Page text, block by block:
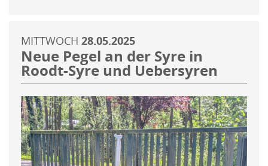
MITTWOCH 28.05.2025
Neue Pegel an der Syre in
Roodt-Syre und Uebersyren